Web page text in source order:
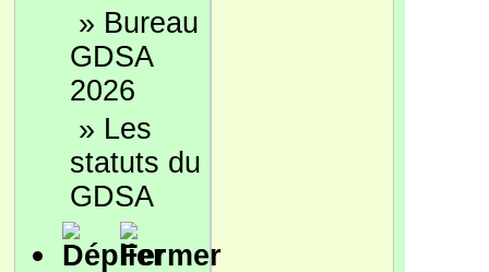
» Bureau
GDSA
2026
» Les
statuts du
GDSA